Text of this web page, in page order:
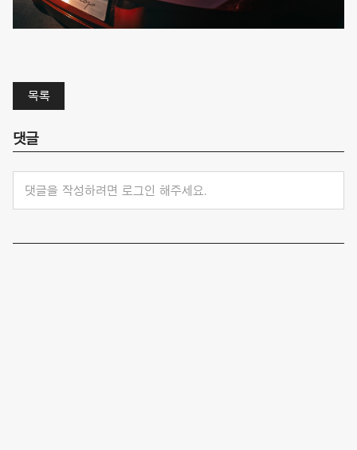
목록
댓글
댓글을 작성하려면 로그인 해주세요.